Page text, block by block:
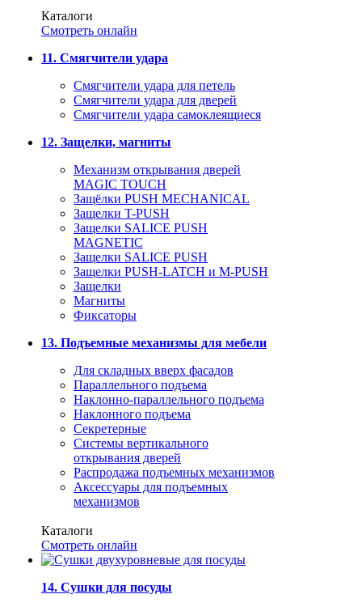
Каталоги
Смотреть онлайн
11. Смягчители удара
Смягчители удара для петель
Смягчители удара для дверей
Cмягчители удара самоклеящиеся
12. Защелки, магниты
Механизм открывания дверей
MAGIC TOUCH
Защёлки PUSH MECHANICAL
Защелки T-PUSH
Защелки SALICE PUSH
MAGNETIC
Защелки SALICE PUSH
Защелки PUSH-LATCH и M-PUSH
Защелки
Магниты
Фиксаторы
13. Подъемные механизмы для мебели
Для складных вверх фасадов
Параллельного подъема
Наклонно-параллельного подъема
Наклонного подъема
Секретерные
Системы вертикального
открывания дверей
Распродажа подъемных механизмов
Аксессуары для подъемных
механизмов
Каталоги
Смотреть онлайн
14. Сушки для посуды